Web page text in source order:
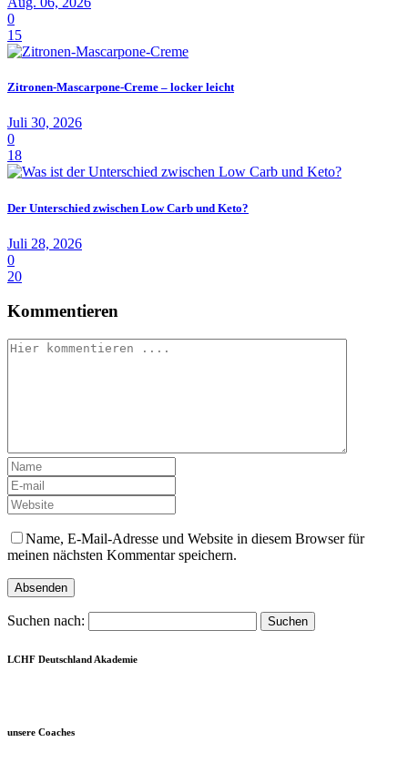
0
15
Zitronen-Mascarpone-Creme – locker leicht
Juli 30, 2026
0
18
Der Unterschied zwischen Low Carb und Keto?
Juli 28, 2026
0
20
Kommentieren
Name, E-Mail-Adresse und Website in diesem Browser für
meinen nächsten Kommentar speichern.
Suchen nach:
LCHF Deutschland Akademie
unsere Coaches